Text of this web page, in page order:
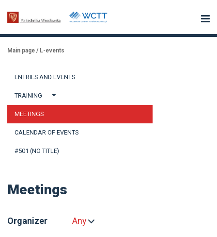
Main page / L-events
ENTRIES AND EVENTS
TRAINING
MEETINGS
CALENDAR OF EVENTS
#501 (NO TITLE)
Meetings
Organizer
Any